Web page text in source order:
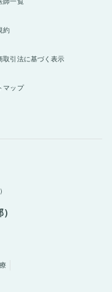
約
取引法に基づく表示
マップ